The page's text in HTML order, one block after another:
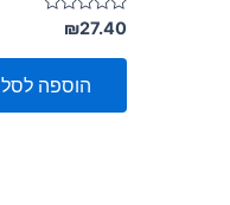
דורג
0
מתוך
₪27.40
הוספה לסל